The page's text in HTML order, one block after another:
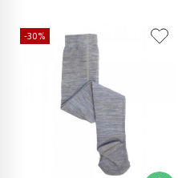
-30%